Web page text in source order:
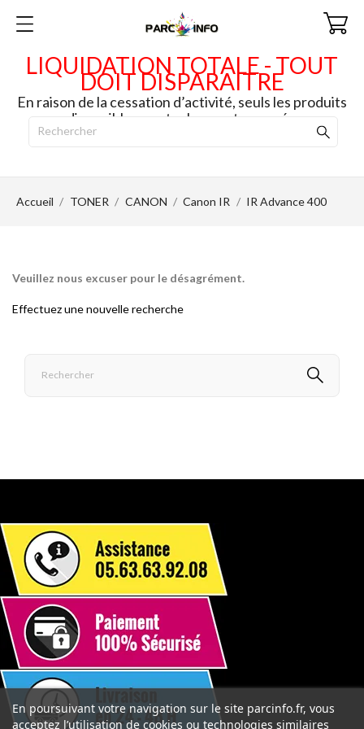
LIQUIDATION TOTALE - TOUT
DOIT DISPARAITRE
En raison de la cessation d’activité, seuls les produits
disponibles en stock seront envoyés.
Accueil TONER CANON Canon IR IR Advance 400
Veuillez nous excuser pour le désagrément.
Effectuez une nouvelle recherche
En poursuivant votre navigation sur le site parcinfo.fr, vous
acceptez l’utilisation de cookies ou technologies similaires